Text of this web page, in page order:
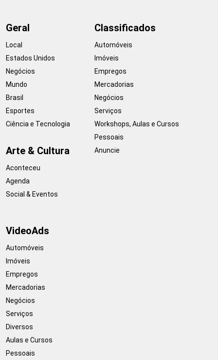
Geral
Local
Estados Unidos
Negócios
Mundo
Brasil
Esportes
Ciência e Tecnologia
Arte & Cultura
Aconteceu
Agenda
Social & Eventos
Classificados
Automóveis
Imóveis
Empregos
Mercadorias
Negócios
Serviços
Workshops, Aulas e Cursos
Pessoais
Anuncie
VideoAds
Automóveis
Imóveis
Empregos
Mercadorias
Negócios
Serviços
Diversos
Aulas e Cursos
Pessoais